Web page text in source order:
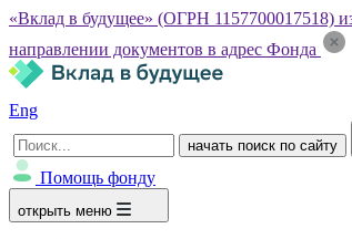
«Вклад в будущее» (ОГРН 1157700017518)
направлении документов в адрес Фонда
Eng
начать поиск по сайту
Помощь фонду
открыть меню